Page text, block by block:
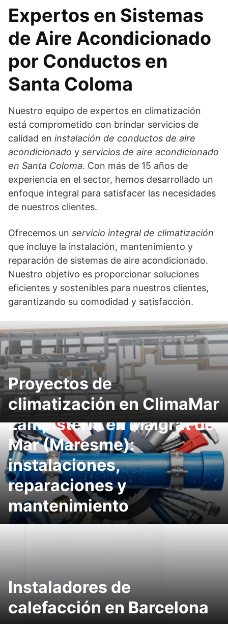
Expertos en Sistemas
de Aire Acondicionado
por Conductos en
Santa Coloma
Nuestro equipo de expertos en climatización
está comprometido con brindar servicios de
calidad en instalación de conductos de aire
acondicionado y servicios de aire acondicionado
en Santa Coloma. Con más de 15 años de
experiencia en el sector, hemos desarrollado un
enfoque integral para satisfacer las necesidades
de nuestros clientes.
Ofrecemos un servicio integral de climatización
que incluye la instalación, mantenimiento y
reparación de sistemas de aire acondicionado.
Nuestro objetivo es proporcionar soluciones
eficientes y sostenibles para nuestros clientes,
garantizando su comodidad y satisfacción.
Proyectos de
climatización en ClimaMar
Lampistería en Malgrat de
Mar (Maresme):
instalaciones,
reparaciones y
mantenimiento
Instaladores de
calefacción en Barcelona